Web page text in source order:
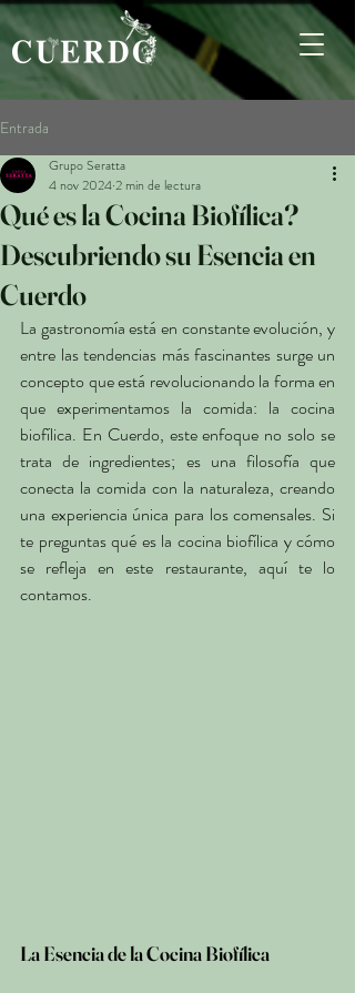
Entrada
Qué es la Cocina Biofílica?
Descubriendo su Esencia en
Cuerdo
Grupo Seratta
4 nov 20242 min de lectura
La gastronomía está en constante evolución, y
entre las tendencias más fascinantes surge un
concepto que está revolucionando la forma en
que experimentamos la comida: la cocina
biofílica. En Cuerdo, este enfoque no solo se
trata de ingredientes; es una filosofía que
conecta la comida con la naturaleza, creando
una experiencia única para los comensales. Si
te preguntas qué es la cocina biofílica y cómo
se refleja en este restaurante, aquí te lo
contamos.
La Esencia de la Cocina Biofílica